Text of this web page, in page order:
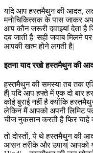
यदि आप हस्तमैथुन की आदत,
मनोचिकित्सक के पास जाकर
आप कौन जरूरी दवाइयां देता
दब जाती है| सही जवाब मिलने
आपकी खत्म होने लगती है|
इतना याद रखो हस्तमैथुन की
हस्तमैथुन की समस्या तब तक
हैं| यदि आप हफ्ते में एक दो बार
कोई बुराई नहीं है क्योंकि
लेकिन मैं आपको अपनी लिमिट
चीज नुकसान करती है फिर चाहे
तो दोस्तों, ये थे हस्तमैथुन की
आसन तरीके और उपाय| आपको